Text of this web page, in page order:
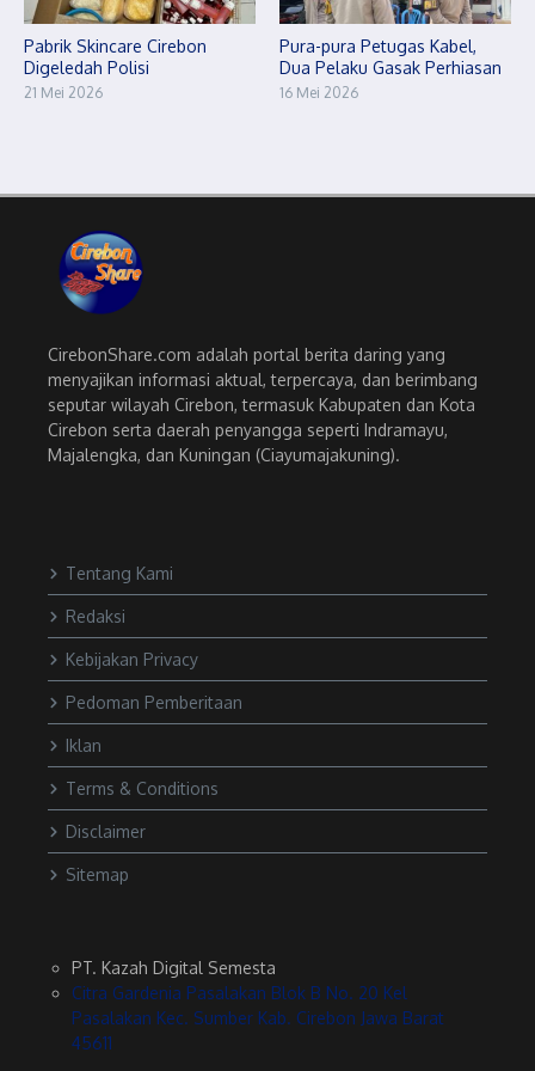
Pabrik Skincare Cirebon
Digeledah Polisi
21 Mei 2026
Pura-pura Petugas Kabel,
Dua Pelaku Gasak Perhiasan
16 Mei 2026
CirebonShare.com adalah portal berita daring yang
menyajikan informasi aktual, terpercaya, dan berimbang
seputar wilayah Cirebon, termasuk Kabupaten dan Kota
Cirebon serta daerah penyangga seperti Indramayu,
Majalengka, dan Kuningan (Ciayumajakuning).
Tentang Kami
Redaksi
Kebijakan Privacy
Pedoman Pemberitaan
Iklan
Terms & Conditions
Disclaimer
Sitemap
PT. Kazah Digital Semesta
Citra Gardenia Pasalakan Blok B No. 20 Kel
Pasalakan Kec. Sumber Kab. Cirebon Jawa Barat
45611